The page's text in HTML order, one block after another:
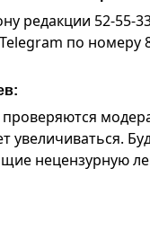
редакции 52-55-
по номеру 8
увеличиваться.
нецензурную